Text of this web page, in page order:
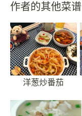
作者的其他菜谱
洋葱炒番茄